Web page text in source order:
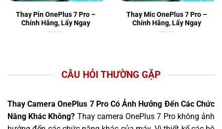
Thay Pin OnePlus 7 Pro –
Chính Hãng, Lấy Ngay
Thay Mic OnePlus 7 Pro –
Chính Hãng, Lấy Ngay
CÂU HỎI THƯỜNG GẶP
Thay Camera OnePlus 7 Pro Có Ảnh Hưởng Đến Các Chức
Năng Khác Không? Thay camera OnePlus 7 Pro không ảnh